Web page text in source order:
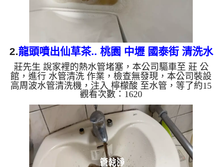
2.龍頭噴出仙草茶.. 桃園 中壢 國泰街 清洗水
管
莊先生 說家裡的熱水管堵塞，本公司驅車至 莊 公
館，進行 水管清洗 作業，檢查無發現，本公司裝設
高周波水管清洗機，注入 檸檬酸 至水管，等了約15
分，開啟 水管清洗機 ，啟動 螺旋波 模式，一洗水管
就流出泥水，顏色越來越深，看起來就像仙草茶，兩
個多小時後，出水變乾淨熱水出水量也恢復了。 如
是自來水，如水管老化，會產生鐵鏽跟泥沙堆積，洗
出來的水就會是咖啡色，地下水含有氧化錳，管壁上
會結成黑色管垢，洗出來的水會跟石油一樣黑，有些
洗出綠色的水，是因為裡面有銅的物質，生鏽產生銅
綠，如是藍色的水，...
觀看次數：1620